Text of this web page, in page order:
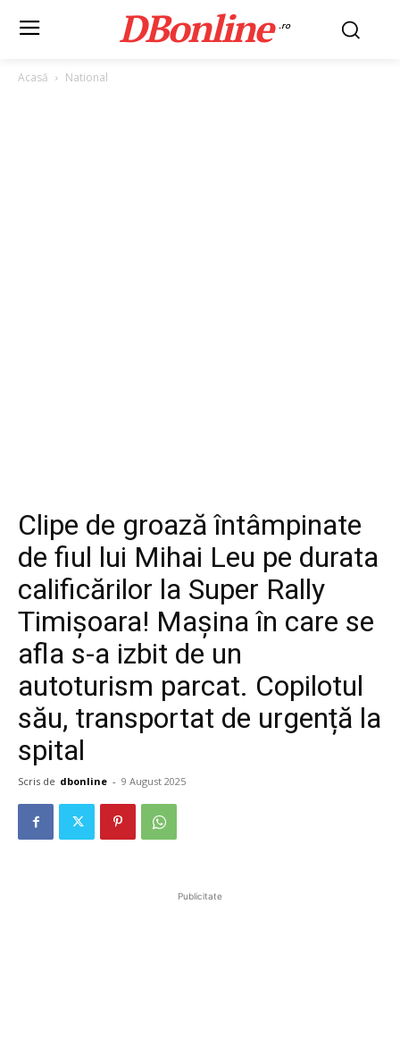
DBonline .ro
Acasă National
Clipe de groază întâmpinate
de fiul lui Mihai Leu pe durata
calificărilor la Super Rally
Timișoara! Mașina în care se
afla s-a izbit de un
autoturism parcat. Copilotul
său, transportat de urgență la
spital
Scris de dbonline - 9 August 2025
Publicitate